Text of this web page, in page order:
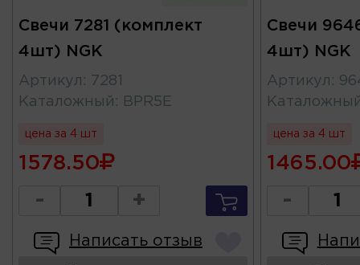
Свечи 7281 (комплект
4шт) NGK
Артикул :
7281
Каталожный : BPR5E
цена за 4 шт
1578.50
- +
Написать отзыв
Свечи
4шт) NGK
Артикул :
цена за 4 шт
1465.00
-